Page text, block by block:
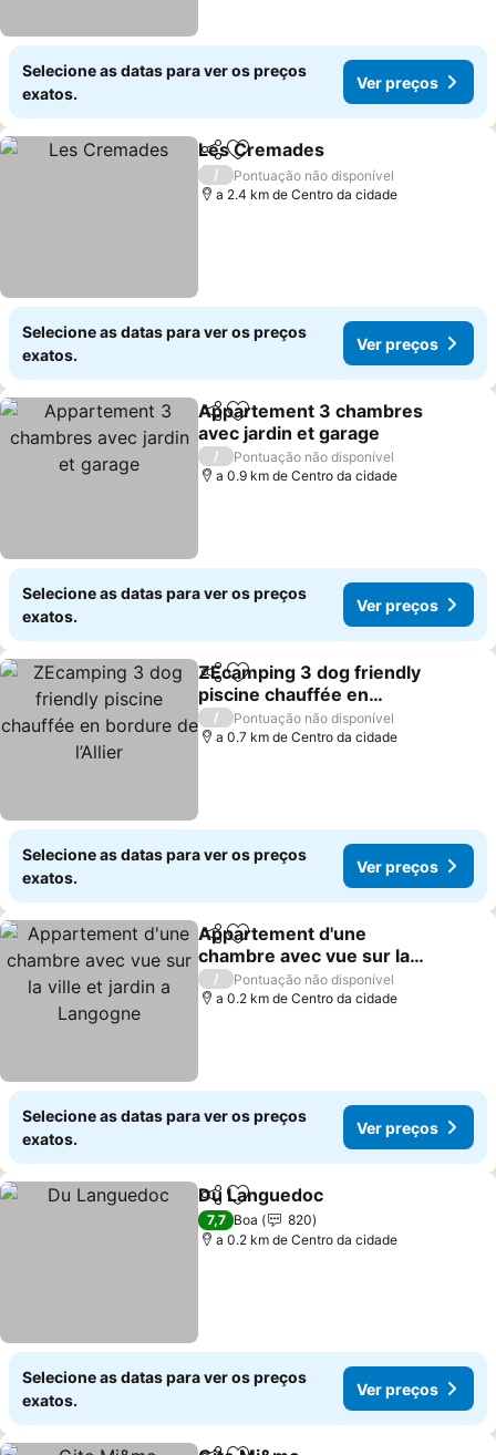
Selecione as datas para ver os preços
exatos.
Ver preços
PartilharAdicionar aos favoritos
Les Cremades
/
Pontuação não disponível
a 2.4 km de Centro da cidade
Selecione as datas para ver os preços
exatos.
Ver preços
PartilharAdicionar aos favoritos
Appartement 3 chambres
avec jardin et garage
/
Pontuação não disponível
a 0.9 km de Centro da cidade
Selecione as datas para ver os preços
exatos.
Ver preços
PartilharAdicionar aos favoritos
ZEcamping 3 dog friendly
piscine chauffée en
bordure de l’Allier
/
Pontuação não disponível
a 0.7 km de Centro da cidade
Selecione as datas para ver os preços
exatos.
Ver preços
PartilharAdicionar aos favoritos
Appartement d'une
chambre avec vue sur la
ville et jardin a Langogne
/
Pontuação não disponível
a 0.2 km de Centro da cidade
Selecione as datas para ver os preços
exatos.
Ver preços
PartilharAdicionar aos favoritos
Du Languedoc
7,7 Boa
820
a 0.2 km de Centro da cidade
Selecione as datas para ver os preços
exatos.
Ver preços